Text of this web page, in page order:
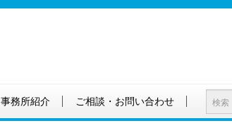
事務所紹介 ご相談・お問い合わせ